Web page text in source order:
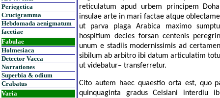
Periegetica
Crucigramma
Hebdomada aenigmatum
facetiae
Fabulae
Holmesiaca
Detector Vacca
Narrationes
Superbia & odium
Crabatus
Varia
reticulatum apud urbem principem
insulae arte in mari factae atque
ut parva plaga Arabica maximo
hospitium decies forsan centenis
unum e stadiis modernissimis ad
sibilum ab arbitro ibi datum articulatim
ut videbatur– transferretur.
Cito autem haec quaestio orta est, quo
quinquaginta gradus Celsiani interdiu